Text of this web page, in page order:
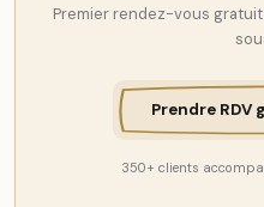
Premier rendez-vous gratuit
Prendre
350+ clients